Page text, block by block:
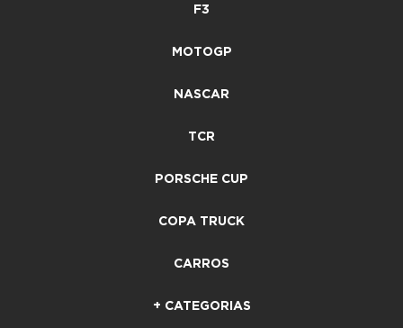
F3
MOTOGP
NASCAR
TCR
PORSCHE CUP
COPA TRUCK
CARROS
+ CATEGORIAS